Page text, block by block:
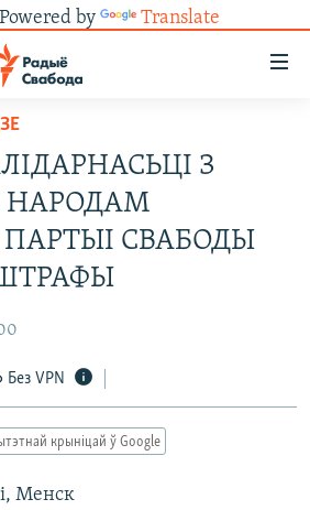
Powered by Translate
З
НАРОДАМ
СВАБОДЫ
Без VPN
крыніцай ў Google
Менск